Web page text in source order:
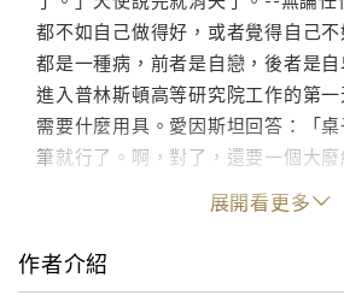
都不如自己做得好，或者覺得自己
都是一種病，前者是自戀，後者是
進入普林斯頓高等研究院工作的第
需要什麼用具。愛因斯坦回答：「
筆就行了。啊，對了，還要一個大
要大的？」「好讓我把所有的錯誤都
展開看更多
作者介紹